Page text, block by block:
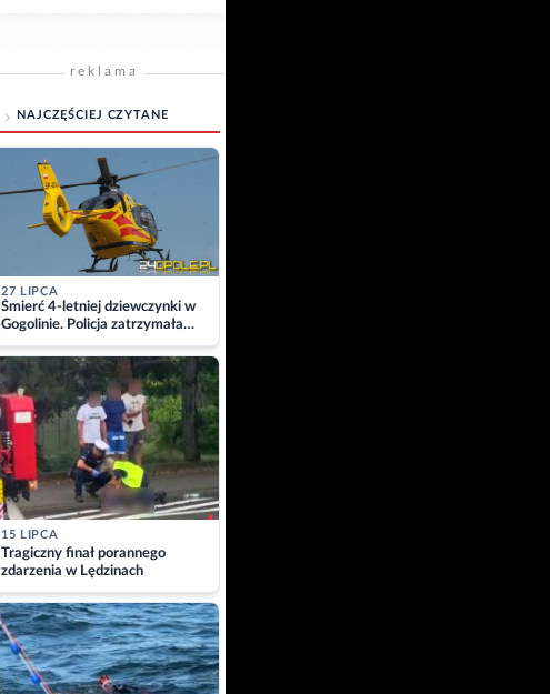
reklama
NAJCZĘŚCIEJ CZYTANE
27 LIPCA
Śmierć 4-letniej dziewczynki w
Gogolinie. Policja zatrzymała
matkę
15 LIPCA
Tragiczny finał porannego
zdarzenia w Lędzinach